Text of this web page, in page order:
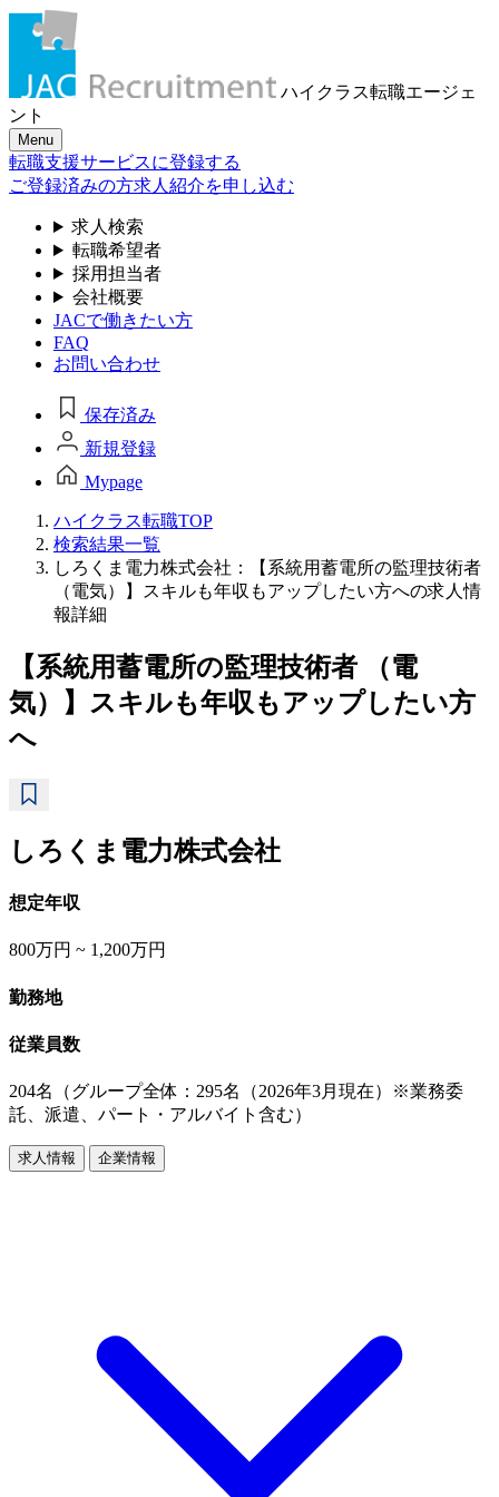
ハイクラス転職エージェ
ント
Menu
転職支援サービスに登録する
ご登録済みの方求人紹介を申し込む
求人検索
転職希望者
採用担当者
会社概要
JACで働きたい方
FAQ
お問い合わせ
保存済み
新規登録
Mypage
ハイクラス転職TOP
検索結果一覧
しろくま電力株式会社：【系統用蓄電所の監理技術者
（電気）】スキルも年収もアップしたい方への求人情
報詳細
【系統用蓄電所の監理技術者 （電
気）】スキルも年収もアップしたい方
へ
しろくま電力株式会社
想定年収
800万円 ~ 1,200万円
勤務地
従業員数
204名（グループ全体：295名（2026年3月現在）※業務委
託、派遣、パート・アルバイト含む）
求人情報 企業情報